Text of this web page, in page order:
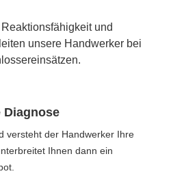
und
unsere Handwerker bei
Diagnose
versteht der Handwerker Ihre
Ihnen dann ein